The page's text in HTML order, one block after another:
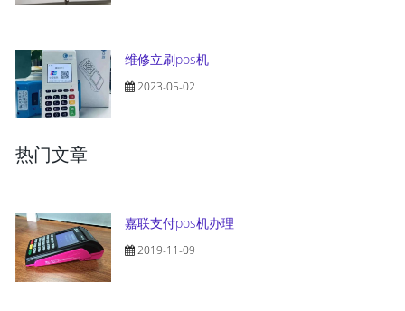
维修立刷pos机
2023-05-02
热门文章
嘉联支付pos机办理
2019-11-09